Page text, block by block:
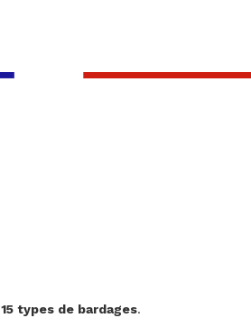
15 types de bardages.